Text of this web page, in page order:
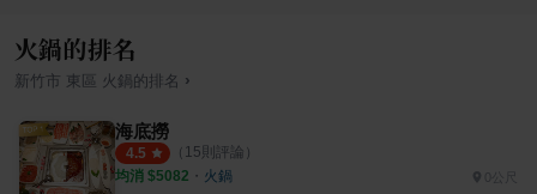
火鍋的排名
新竹市 東區 火鍋 的排名 ›
海底撈
4.5 （ 15則評論）
均消 $5082 ・ 火鍋